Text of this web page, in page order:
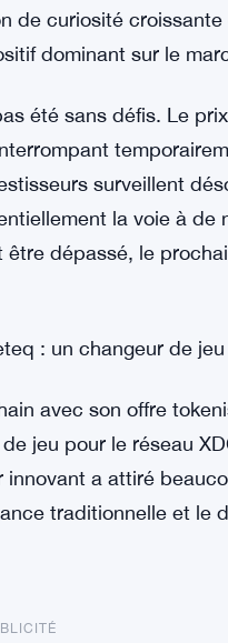
de curiosité
dominant sur le
été sans défis. Le
surveillent
la voie à de
dépassé, le
: un changeur de jeu
avec son offre
jeu pour le réseau
a attiré
traditionnelle et le